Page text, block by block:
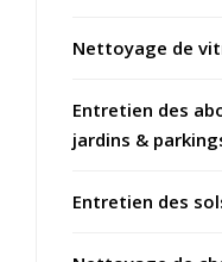
Nettoyage de
Entretien des
jardins &
Entretien des